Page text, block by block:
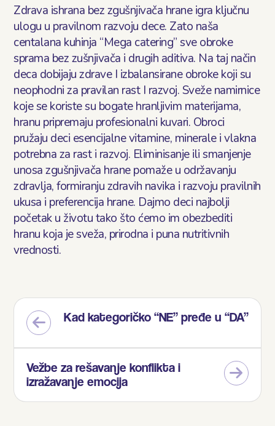
Zdrava ishrana bez zgušnjivača hrane igra ključnu
ulogu u pravilnom razvoju dece. Zato naša
centalana kuhinja “Mega catering” sve obroke
sprama bez zušnjivača i drugih aditiva. Na taj način
deca dobijaju zdrave I izbalansirane obroke koji su
neophodni za pravilan rast I razvoj. Sveže namirnice
koje se koriste su bogate hranljivim materijama,
hranu pripremaju profesionalni kuvari. Obroci
pružaju deci esencijalne vitamine, minerale i vlakna
potrebna za rast i razvoj. Eliminisanje ili smanjenje
unosa zgušnjivača hrane pomaže u održavanju
zdravlja, formiranju zdravih navika i razvoju pravilnih
ukusa i preferencija hrane. Dajmo deci najbolji
početak u životu tako što ćemo im obezbediti
hranu koja je sveža, prirodna i puna nutritivnih
vrednosti.
Kad kategoričko “NE” pređe u “DA”
Vežbe za rešavanje konflikta i
izražavanje emocija